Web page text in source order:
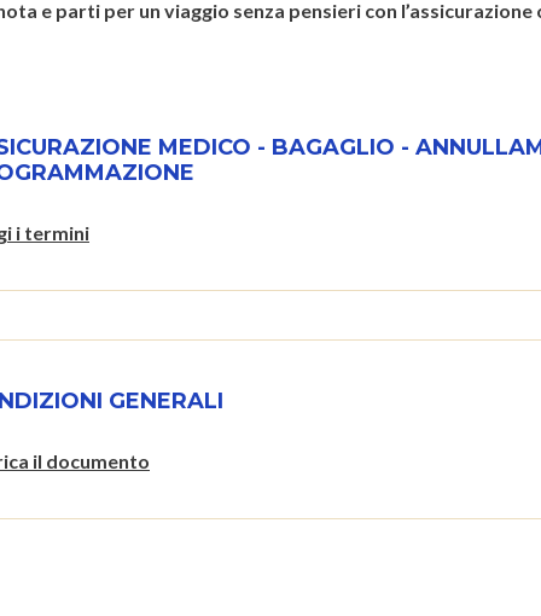
e parti per un viaggio senza pensieri con
MEDICO - BAGAGLIO -
i termini
GENERALI
il documento